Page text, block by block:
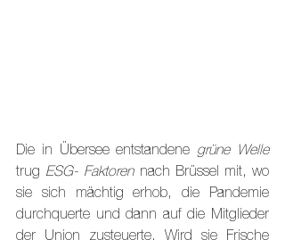
Die in Übersee entstandene
grüne Welle
trug ESG- Faktoren nach Brüssel mit, wo
sie sich mächtig erhob, die Pandemie
durchquerte und dann auf die Mitglieder
der Union zusteuerte. Wird sie Frische